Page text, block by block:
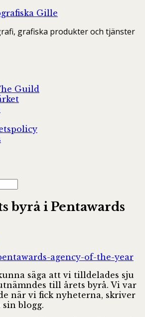
Gille
grafiska produkter och tjänster
Guild
byrå i Pentawards
säga att vi tilldelades sju
till årets byrå. Vi var
när vi fick nyheterna, skriver
sin blogg.